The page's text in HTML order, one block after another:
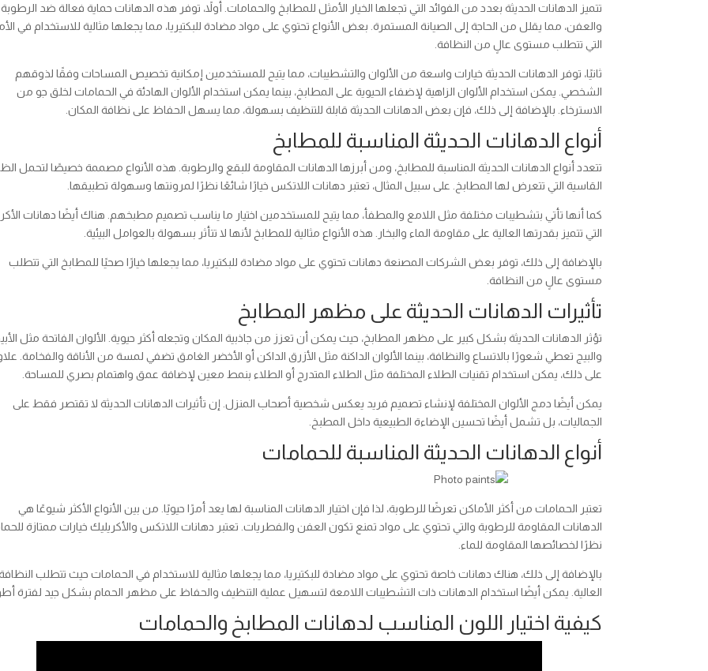
تتميز الدهانات الحديثة بعدد من الفوائد التي تجعلها الخيار الأمثل للمطابخ والحمامات. أولاً، توفر هذه الدهانات حماية فعالة ضد الرطوبة
والعفن، مما يقلل من الحاجة إلى الصيانة المستمرة. بعض الأنواع تحتوي على مواد مضادة للبكتيريا، مما يجعلها مثالية للاستخدام في
التي تتطلب مستوى عالٍ من النظافة.
ثانيًا، توفر الدهانات الحديثة خيارات واسعة من الألوان والتشطيبات، مما يتيح للمستخدمين إمكانية تخصيص المساحات وفقًا لذوقهم
الشخصي. يمكن استخدام الألوان الزاهية لإضفاء الحيوية على المطابخ، بينما يمكن استخدام الألوان الهادئة في الحمامات لخلق جو من
الاسترخاء. بالإضافة إلى ذلك، فإن بعض الدهانات الحديثة قابلة للتنظيف بسهولة، مما يسهل الحفاظ على نظافة المكان.
أنواع الدهانات الحديثة المناسبة للمطابخ
تتعدد أنواع الدهانات الحديثة المناسبة للمطابخ، ومن أبرزها الدهانات المقاومة للبقع والرطوبة. هذه الأنواع مصممة خصيصًا لتحمل
القاسية التي تتعرض لها المطابخ. على سبيل المثال، تعتبر دهانات اللاتكس خيارًا شائعًا نظرًا لمرونتها وسهولة تطبيقها.
كما أنها تأتي بتشطيبات مختلفة مثل اللامع والمطفأ، مما يتيح للمستخدمين اختيار ما يناسب تصميم مطبخهم. هناك أيضًا دهانات
التي تتميز بقدرتها العالية على مقاومة الماء والبخار. هذه الأنواع مثالية للمطابخ لأنها لا تتأثر بسهولة بالعوامل البيئية.
بالإضافة إلى ذلك، توفر بعض الشركات المصنعة دهانات تحتوي على مواد مضادة للبكتيريا، مما يجعلها خيارًا صحيًا للمطابخ التي تتطلب
مستوى عالٍ من النظافة.
تأثيرات الدهانات الحديثة على مظهر المطابخ
تؤثر الدهانات الحديثة بشكل كبير على مظهر المطابخ، حيث يمكن أن تعزز من جاذبية المكان وتجعله أكثر حيوية. الألوان الفاتحة مثل
والبيج تعطي شعورًا بالاتساع والنظافة، بينما الألوان الداكنة مثل الأزرق الداكن أو الأخضر الغامق تضفي لمسة من الأناقة والفخامة.
على ذلك، يمكن استخدام تقنيات الطلاء المختلفة مثل الطلاء المتدرج أو الطلاء بنمط معين لإضافة عمق واهتمام بصري للمساحة.
يمكن أيضًا دمج الألوان المختلفة لإنشاء تصميم فريد يعكس شخصية أصحاب المنزل. إن تأثيرات الدهانات الحديثة لا تقتصر فقط على
الجماليات، بل تشمل أيضًا تحسين الإضاءة الطبيعية داخل المطبخ.
أنواع الدهانات الحديثة المناسبة للحمامات
تعتبر الحمامات من أكثر الأماكن تعرضًا للرطوبة، لذا فإن اختيار الدهانات المناسبة لها يعد أمرًا حيويًا. من بين الأنواع الأكثر شيوعًا هي
الدهانات المقاومة للرطوبة والتي تحتوي على مواد تمنع تكون العفن والفطريات. تعتبر دهانات اللاتكس والأكريليك خيارات ممتازة
نظرًا لخصائصها المقاومة للماء.
بالإضافة إلى ذلك، هناك دهانات خاصة تحتوي على مواد مضادة للبكتيريا، مما يجعلها مثالية للاستخدام في الحمامات حيث تتطلب
العالية. يمكن أيضًا استخدام الدهانات ذات التشطيبات اللامعة لتسهيل عملية التنظيف والحفاظ على مظهر الحمام بشكل جيد لفترة
كيفية اختيار اللون المناسب لدهانات المطابخ والحمامات